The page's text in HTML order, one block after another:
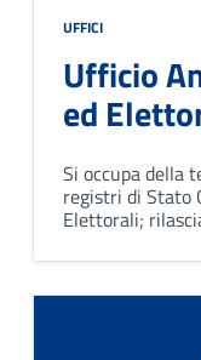
UFFICI
Ufficio
ed
Si occupa della
registri di Stato
Elettorali; rilascia documenti d'identità e
l‘Anagrafe degli